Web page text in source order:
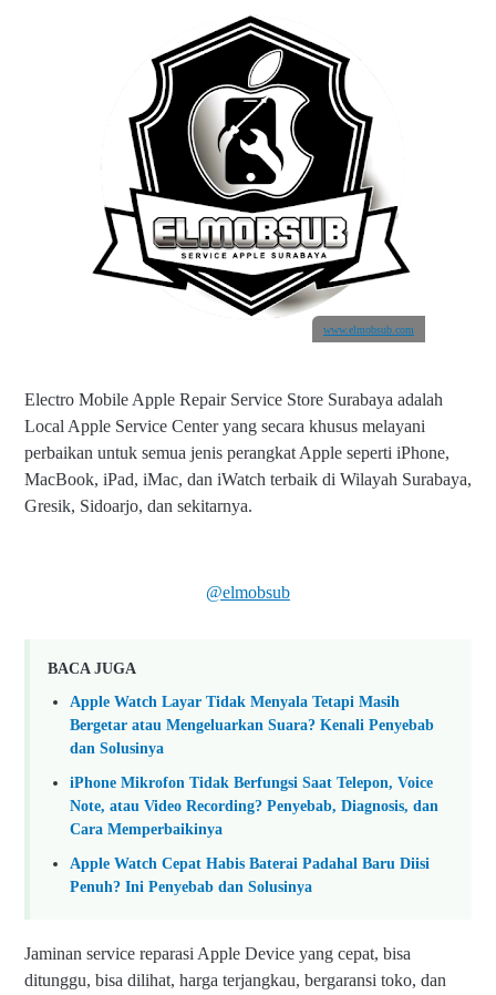
www.elmobsub.com
Electro Mobile Apple Repair Service Store Surabaya adalah
Local Apple Service Center yang secara khusus melayani
perbaikan untuk semua jenis perangkat Apple seperti iPhone,
MacBook, iPad, iMac, dan iWatch terbaik di Wilayah Surabaya,
Gresik, Sidoarjo, dan sekitarnya.
@elmobsub
BACA JUGA
Apple Watch Layar Tidak Menyala Tetapi Masih
Bergetar atau Mengeluarkan Suara? Kenali Penyebab
dan Solusinya
iPhone Mikrofon Tidak Berfungsi Saat Telepon, Voice
Note, atau Video Recording? Penyebab, Diagnosis, dan
Cara Memperbaikinya
Apple Watch Cepat Habis Baterai Padahal Baru Diisi
Penuh? Ini Penyebab dan Solusinya
Jaminan service reparasi Apple Device yang cepat, bisa
ditunggu, bisa dilihat, harga terjangkau, bergaransi toko, dan